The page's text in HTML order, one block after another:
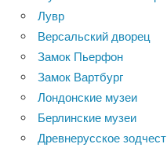
Лувр
Версальский дворец
Замок Пьерфон
Замок Вартбург
Лондонские музеи
Берлинские музеи
Древнерусское